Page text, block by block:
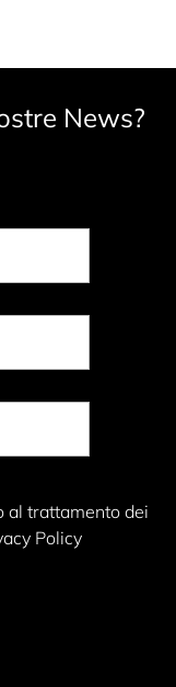
News?
al trattamento dei
Policy